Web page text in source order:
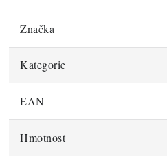
Značka
Kategorie
EAN
Hmotnost